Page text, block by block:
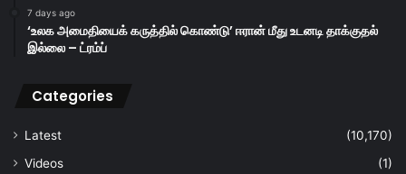
7 days ago
‘உலக அமைதியைக் கருத்தில் கொண்டு’ ஈரான் மீது உடனடி தாக்குதல்
இல்லை – ட்ரம்ப்
Categories
Latest
(10,170)
Videos
(1)